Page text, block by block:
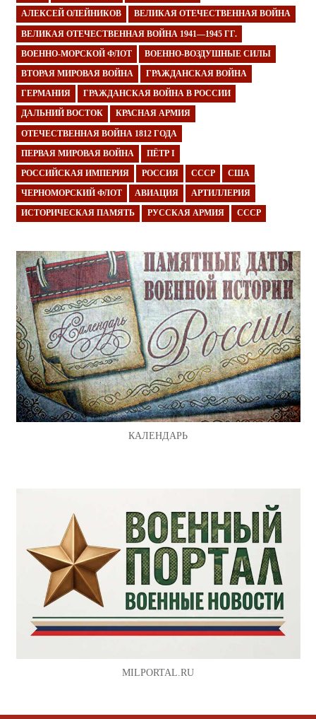
АЛЕКСЕЙ ОЛЕЙНИКОВ ВЕЛИКАЯ ОТЕЧЕСТВЕННАЯ ВОЙНА
ВЕЛИКАЯ ОТЕЧЕСТВЕННАЯ ВОЙНА 1941—1945 ГГ.
ВОЕННО-МОРСКОЙ ФЛОТ ВОЕННО-ВОЗДУШНЫЕ СИЛЫ
ВТОРАЯ МИРОВАЯ ВОЙНА ГРАЖДАНСКАЯ ВОЙНА
ГЕРМАНИЯ ГРАЖДАНСКАЯ ВОЙНА В РОССИИ
ДАЛЬНИЙ ВОСТОК КРАСНАЯ АРМИЯ
ОТЕЧЕСТВЕННАЯ ВОЙНА 1812 ГОДА
ПЕРВАЯ МИРОВАЯ ВОЙНА ПЁТР I
РОССИЙСКАЯ ИМПЕРИЯ РОССИЯ СССР США
ЧЕРНОМОРСКИЙ ФЛОТ АВИАЦИЯ АРТИЛЛЕРИЯ
ИСТОРИЧЕСКАЯ ПАМЯТЬ РУССКАЯ АРМИЯ СССР
КАЛЕНДАРЬ
MILPORTAL.RU